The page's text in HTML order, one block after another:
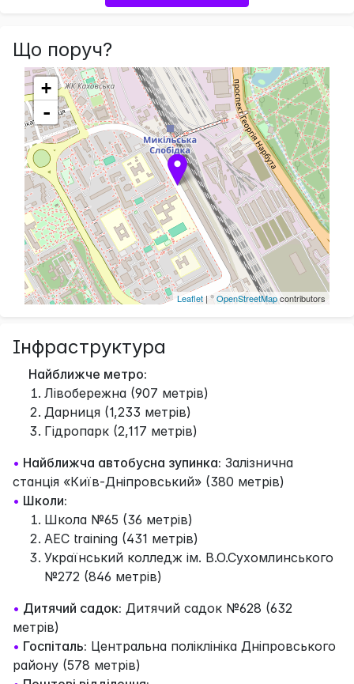
Що поруч?
+
-
Leaflet| ©OpenStreetMapcontributors
Інфраструктура
Найближче метро:
Лівобережна (907 метрів)
Дарниця (1,233 метрів)
Гідропарк (2,117 метрів)
• Найближча автобусна зупинка: Залізнична
станція «Київ-Дніпровський» (380 метрів)
• Школи:
Школа №65 (36 метрів)
AEC training (431 метрів)
Український колледж ім. В.О.Сухомлинського
№272 (846 метрів)
• Дитячий садок: Дитячий садок №628 (632
метрів)
• Госпіталь: Центральна поліклініка Дніпровського
району (578 метрів)